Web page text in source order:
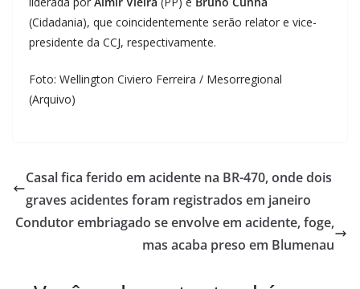
(Cidadania), que coincidentemente serão relator e vice-
presidente da CCJ, respectivamente.
Foto: Wellington Civiero Ferreira / Mesorregional
(Arquivo)
Casal fica ferido em acidente na BR-470, onde dois
graves acidentes foram registrados em janeiro
Condutor embriagado se envolve em acidente, foge,
mas acaba preso em Blumenau